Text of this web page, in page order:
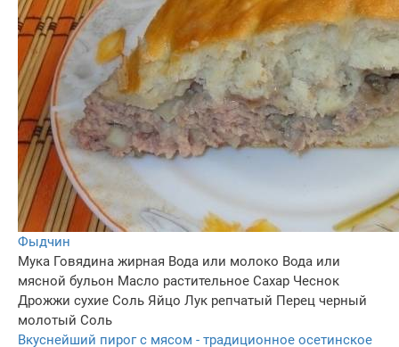
Фыдчин
Мука Говядина жирная Вода или молоко Вода или
мясной бульон Масло растительное Сахар Чеснок
Дрожжи сухие Соль Яйцо Лук репчатый Перец черный
молотый Соль
Вкуснейший пирог с мясом - традиционное осетинское